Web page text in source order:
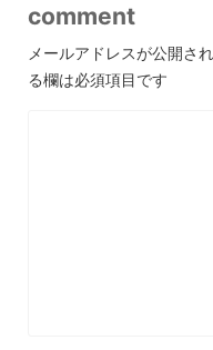
comment
メールアドレスが公開さ
る欄は必須項目です